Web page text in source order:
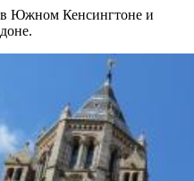
Южном Кенсингтоне и